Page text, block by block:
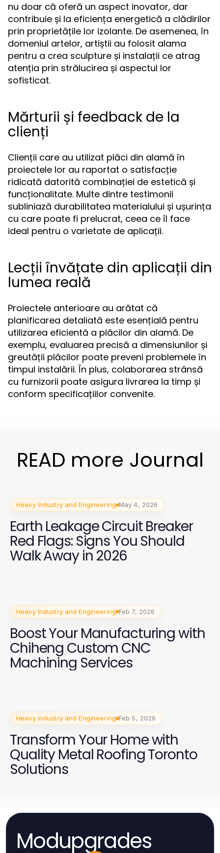
nu doar că oferă un aspect inovator, dar
contribuie și la eficiența energetică a clădirilor
prin proprietățile lor izolante. De asemenea, în
domeniul artelor, artiștii au folosit alama
pentru a crea sculpture și instalații ce atrag
atenția prin strălucirea și aspectul lor
sofisticat.
Mărturii și feedback de la
clienți
Clienții care au utilizat plăci din alamă în
proiectele lor au raportat o satisfacție
ridicată datorită combinației de estetică și
funcționalitate. Multe dintre testimonii
subliniază durabilitatea materialului și ușurința
cu care poate fi prelucrat, ceea ce îl face
ideal pentru o varietate de aplicații.
Lecții învățate din aplicații din
lumea reală
Proiectele anterioare au arătat că
planificarea detaliată este esențială pentru
utilizarea eficientă a plăcilor din alamă. De
exemplu, evaluarea precisă a dimensiunilor și
greutății plăcilor poate preveni problemele în
timpul instalării. În plus, colaborarea strânsă
cu furnizorii poate asigura livrarea la timp și
conform specificațiilor convenite.
READ more Journal
Heavy Industry and Engineering May 4, 2026
Earth Leakage Circuit Breaker
Red Flags: Signs You Should
Walk Away in 2026
Heavy Industry and Engineering Feb 7, 2026
Boost Your Manufacturing with
Chiheng Custom CNC
Machining Services
Heavy Industry and Engineering Feb 5, 2026
Transform Your Home with
Quality Metal Roofing Toronto
Solutions
Modupgrades